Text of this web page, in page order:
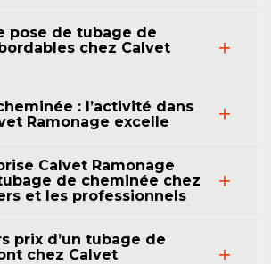
pose de tubage de
chez Calvet
: l’activité dans
Ramonage excelle
Calvet Ramonage
de cheminée chez
et les professionnels
prix d’un tubage de
chez Calvet